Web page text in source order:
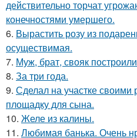
действительно торчат
конечностями умершего.
6. Вырастить розу из
осуществимая.
7. Муж, брат, свояк
8. За три года.
9. Сделал на участке своими
площадку для сына.
10. Желе из калины.
11. Любимая банька. Очень